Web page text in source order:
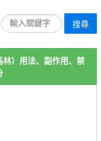
搜尋
林）用法、副作用、禁